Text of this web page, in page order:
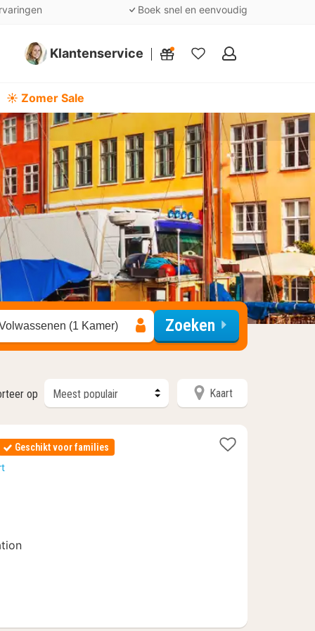
Boek snel en eenvoudig
Klantenservice
Mijn
☀️ Zomer Sale
(1 Kamer) Zoeken
op Kaart
Geschikt voor families